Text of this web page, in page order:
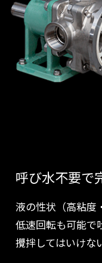
呼び水不要で
液の性状（高粘度
低速回転も可能で
攪拌してはいけな